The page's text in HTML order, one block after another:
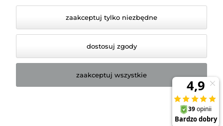
© 2026 badrex-sklep.pl. Wszelkie prawa zastrzeżone.
Sklep internetowy Shoper
zaakceptuj tylko niezbędne
dostosuj zgody
zaakceptuj wszystkie